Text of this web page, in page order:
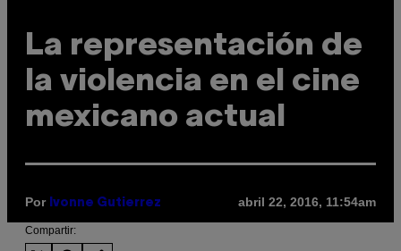
La representación de
la violencia en el cine
mexicano actual
Por Ivonne Gutierrez abril 22, 2016, 11:54am
Compartir: